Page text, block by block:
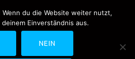
drucken@lichtblau-
Schwedlerstraße 1 - 5 60314
Wenn du die Website weiter nutzt,
Einverständnis aus.
NEIN